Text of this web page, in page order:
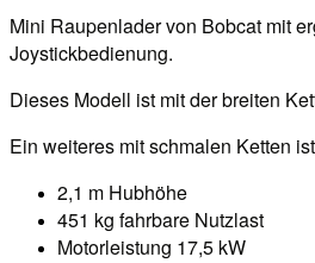
Mini Raupenlader von Bobcat mit
Joystickbedienung.
Dieses Modell ist mit der breiten
Ein weiteres mit schmalen Ketten
2,1 m Hubhöhe
451 kg fahrbare Nutzlast
Motorleistung 17,5 kW